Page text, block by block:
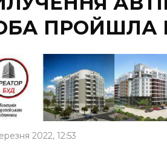
ПРОЙШЛА
2022, 12:53